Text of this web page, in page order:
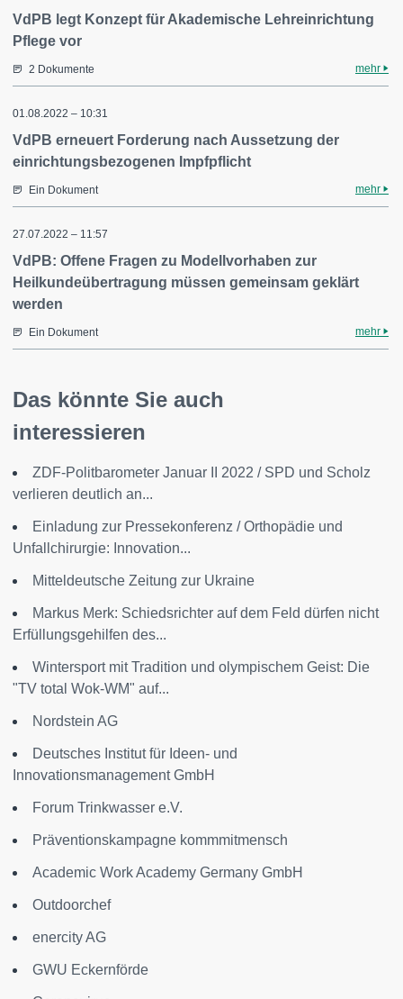
VdPB legt Konzept für Akademische Lehreinrichtung
Pflege vor
2 Dokumente mehr
01.08.2022 – 10:31
VdPB erneuert Forderung nach Aussetzung der
einrichtungsbezogenen Impfpflicht
Ein Dokument mehr
27.07.2022 – 11:57
VdPB: Offene Fragen zu Modellvorhaben zur
Heilkundeübertragung müssen gemeinsam geklärt
werden
Ein Dokument mehr
Das könnte Sie auch
interessieren
ZDF-Politbarometer Januar II 2022 / SPD und Scholz
verlieren deutlich an...
Einladung zur Pressekonferenz / Orthopädie und
Unfallchirurgie: Innovation...
Mitteldeutsche Zeitung zur Ukraine
Markus Merk: Schiedsrichter auf dem Feld dürfen nicht
Erfüllungsgehilfen des...
Wintersport mit Tradition und olympischem Geist: Die
"TV total Wok-WM" auf...
Nordstein AG
Deutsches Institut für Ideen- und
Innovationsmanagement GmbH
Forum Trinkwasser e.V.
Präventionskampagne kommmitmensch
Academic Work Academy Germany GmbH
Outdoorchef
enercity AG
GWU Eckernförde